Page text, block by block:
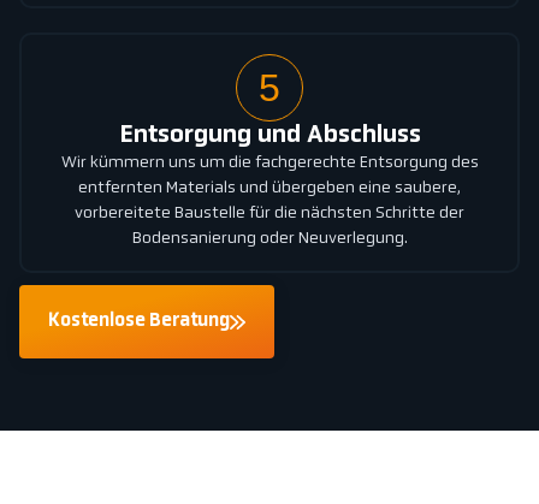
5
Entsorgung und Abschluss
Wir kümmern uns um die fachgerechte Entsorgung des
entfernten Materials und übergeben eine saubere,
vorbereitete Baustelle für die nächsten Schritte der
Bodensanierung oder Neuverlegung.
Kostenlose Beratung